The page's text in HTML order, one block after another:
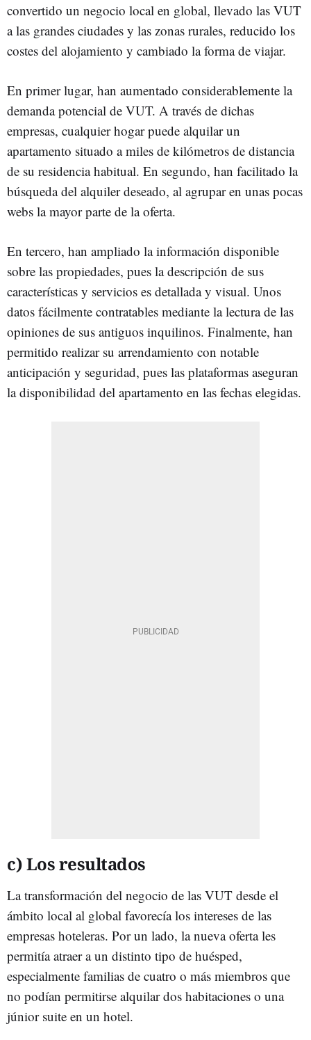
convertido un negocio local en global, llevado las VUT
a las grandes ciudades y las zonas rurales, reducido los
costes del alojamiento y cambiado la forma de viajar.
En primer lugar, han aumentado considerablemente la
demanda potencial de VUT. A través de dichas
empresas, cualquier hogar puede alquilar un
apartamento situado a miles de kilómetros de distancia
de su residencia habitual. En segundo, han facilitado la
búsqueda del alquiler deseado, al agrupar en unas pocas
webs la mayor parte de la oferta.
En tercero, han ampliado la información disponible
sobre las propiedades, pues la descripción de sus
características y servicios es detallada y visual. Unos
datos fácilmente contratables mediante la lectura de las
opiniones de sus antiguos inquilinos. Finalmente, han
permitido realizar su arrendamiento con notable
anticipación y seguridad, pues las plataformas aseguran
la disponibilidad del apartamento en las fechas elegidas.
c) Los resultados
La transformación del negocio de las VUT desde el
ámbito local al global favorecía los intereses de las
empresas hoteleras. Por un lado, la nueva oferta les
permitía atraer a un distinto tipo de huésped,
especialmente familias de cuatro o más miembros que
no podían permitirse alquilar dos habitaciones o una
júnior suite en un hotel.